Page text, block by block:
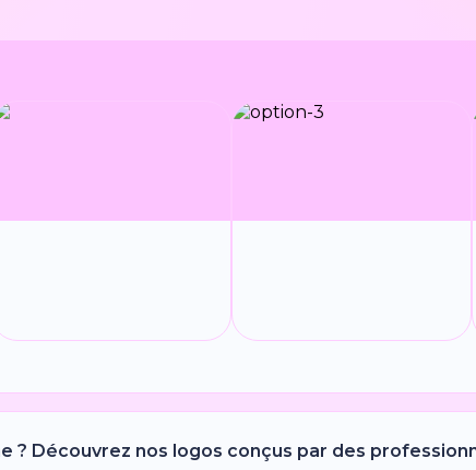
? Découvrez nos logos conçus par des